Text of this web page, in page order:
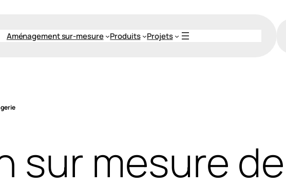
Aménagement sur-mesure Produits Projets
sur mesure